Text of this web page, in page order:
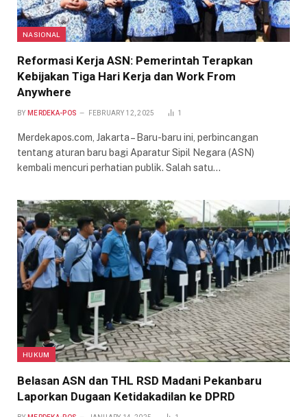
NASIONAL
Reformasi Kerja ASN: Pemerintah Terapkan
Kebijakan Tiga Hari Kerja dan Work From
Anywhere
BY MERDEKA-POS FEBRUARY 12, 2025 1
Merdekapos.com, Jakarta – Baru-baru ini, perbincangan
tentang aturan baru bagi Aparatur Sipil Negara (ASN)
kembali mencuri perhatian publik. Salah satu…
HUKUM
Belasan ASN dan THL RSD Madani Pekanbaru
Laporkan Dugaan Ketidakadilan ke DPRD